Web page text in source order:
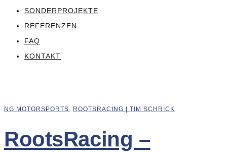
SONDERPROJEKTE
REFERENZEN
FAQ
KONTAKT
NG MOTORSPORTS, ROOTSRACING | TIM SCHRICK
RootsRacing –